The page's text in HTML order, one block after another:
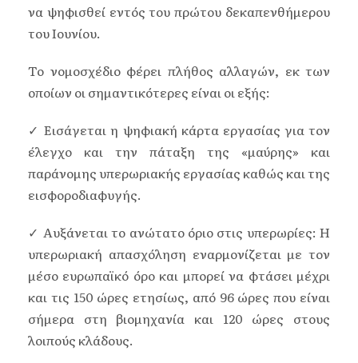
να ψηφισθεί εντός του πρώτου δεκαπενθήμερου
του Ιουνίου.
Το νομοσχέδιο φέρει πλήθος αλλαγών, εκ των
οποίων οι σημαντικότερες είναι οι εξής:
✓ Εισάγεται η ψηφιακή κάρτα εργασίας για τον
έλεγχο και την πάταξη της «μαύρης» και
παράνομης υπερωριακής εργασίας καθώς και της
εισφοροδιαφυγής.
✓ Αυξάνεται το ανώτατο όριο στις υπερωρίες: Η
υπερωριακή απασχόληση εναρμονίζεται με τον
μέσο ευρωπαϊκό όρο και μπορεί να φτάσει μέχρι
και τις 150 ώρες ετησίως, από 96 ώρες που είναι
σήμερα στη βιομηχανία και 120 ώρες στους
λοιπούς κλάδους.